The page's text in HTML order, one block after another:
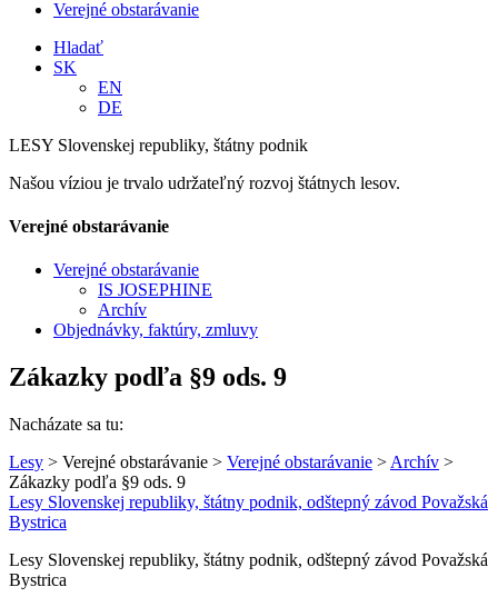
Verejné obstarávanie
Hladať
SK
EN
DE
LESY Slovenskej republiky, štátny podnik
Našou víziou je trvalo udržateľný rozvoj štátnych lesov.
Verejné obstarávanie
Verejné obstarávanie
IS JOSEPHINE
Archív
Objednávky, faktúry, zmluvy
Zákazky podľa §9 ods. 9
Nacházate sa tu:
Lesy > Verejné obstarávanie > Verejné obstarávanie > Archív >
Zákazky podľa §9 ods. 9
Lesy Slovenskej republiky, štátny podnik, odštepný závod Považská
Bystrica
Lesy Slovenskej republiky, štátny podnik, odštepný závod Považská
Bystrica